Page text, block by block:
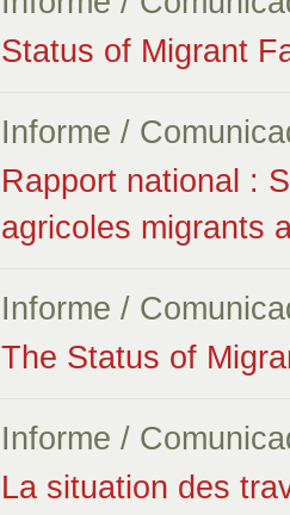
Status of Migrant
Informe /
Rapport national :
agricoles migrants
Informe /
The Status of
Informe /
La situation des